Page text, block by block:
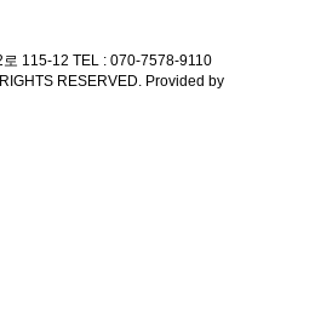
115-12 TEL : 070-7578-9110
RESERVED. Provided by